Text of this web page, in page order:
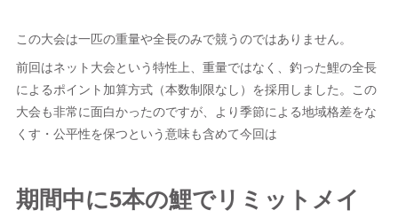
この大会は一匹の重量や全長のみで競うのではありません。
前回はネット大会という特性上、重量ではなく、釣った鯉の全長
によるポイント加算方式（本数制限なし）を採用しました。この
大会も非常に面白かったのですが、より季節による地域格差をな
くす・公平性を保つという意味も含めて今回は
期間中に5本の鯉でリミットメイ